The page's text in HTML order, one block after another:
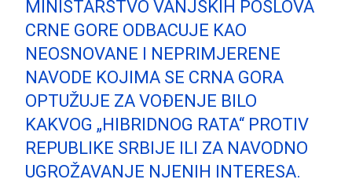
MINISTARSTVO VANJSKIH POSLOVA
CRNE GORE ODBACUJE KAO
NEOSNOVANE I NEPRIMJERENE
NAVODE KOJIMA SE CRNA GORA
OPTUŽUJE ZA VOĐENJE BILO
KAKVOG „HIBRIDNOG RATA“ PROTIV
REPUBLIKE SRBIJE ILI ZA NAVODNO
UGROŽAVANJE NJENIH INTERESA.